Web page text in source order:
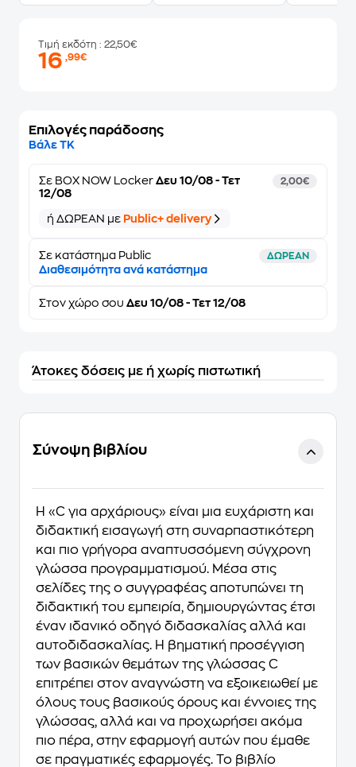
Τιμή εκδότη : 22,50€
16,99€
Επιλογές παράδοσης
Βάλε ΤΚ
Σε BOX NOW Locker Δευ 10/08 - Τετ
12/08
2,00€
ή ΔΩΡΕΑΝ με Public+ delivery
Σε κατάστημα Public ΔΩΡΕΑΝ
Διαθεσιμότητα ανά κατάστημα
Στον χώρο σου Δευ 10/08 - Τετ 12/08
Άτοκες δόσεις με ή χωρίς πιστωτική
Σύνοψη βιβλίου
Η «C για αρχάριους» είναι μια ευχάριστη και
διδακτική εισαγωγή στη συναρπαστικότερη
και πιο γρήγορα αναπτυσσόμενη σύγχρονη
γλώσσα προγραμματισμού. Μέσα στις
σελίδες της ο συγγραφέας αποτυπώνει τη
διδακτική του εμπειρία, δημιουργώντας έτσι
έναν ιδανικό οδηγό διδασκαλίας αλλά και
αυτοδιδασκαλίας. Η βηματική προσέγγιση
των βασικών θεμάτων της γλώσσας C
επιτρέπει στον αναγνώστη να εξοικειωθεί με
όλους τους βασικούς όρους και έννοιες της
γλώσσας, αλλά και να προχωρήσει ακόμα
πιο πέρα, στην εφαρμογή αυτών που έμαθε
σε πραγματικές εφαρμογές. Το βιβλίο